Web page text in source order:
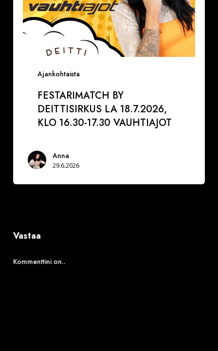
Ajankohtaista
FESTARIMATCH BY
DEITTISIRKUS LA 18.7.2026,
KLO 16.30-17.30 VAUHTIAJOT
Anna
29.6.2026
Vastaa
Kommenttini on..